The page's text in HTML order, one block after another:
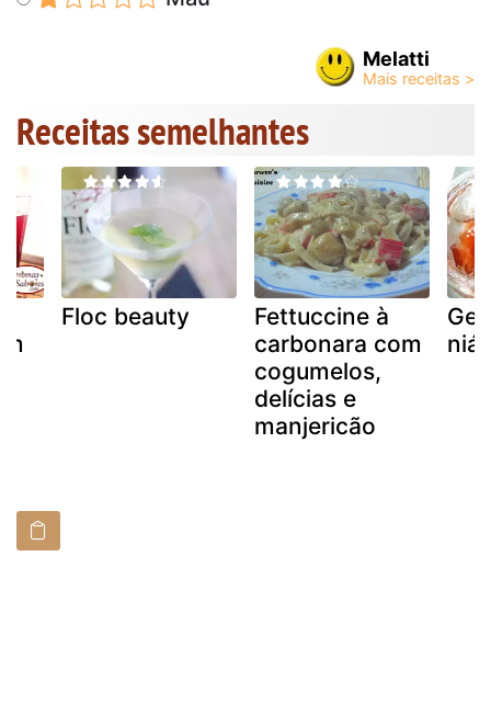
Melatti
Receitas semelhantes
Floc beauty
Fettuccine à
carbonara com
cogumelos,
delícias e
manjericão